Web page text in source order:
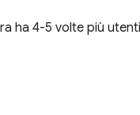
ha 4-5 volte più